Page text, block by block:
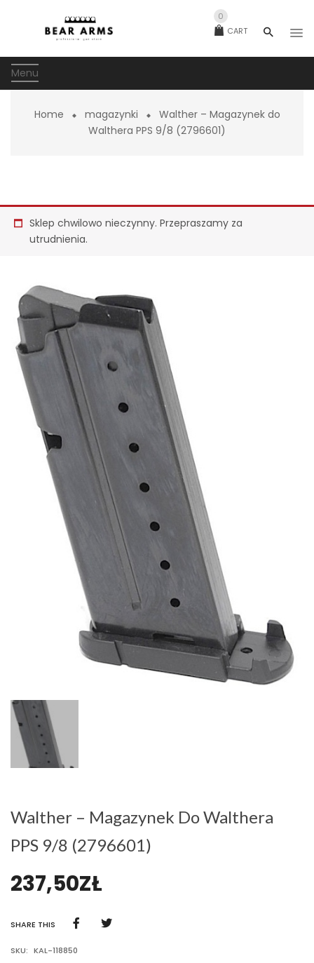
CART
0
Menu
Home magazynki
Walther – Magazynek do
Walthera PPS 9/8 (2796601)
Sklep chwilowo nieczynny. Przepraszamy za
utrudnienia.
Walther – Magazynek Do Walthera
PPS 9/8 (2796601)
237,50ZŁ
SHARE THIS
SKU: KAL-118850